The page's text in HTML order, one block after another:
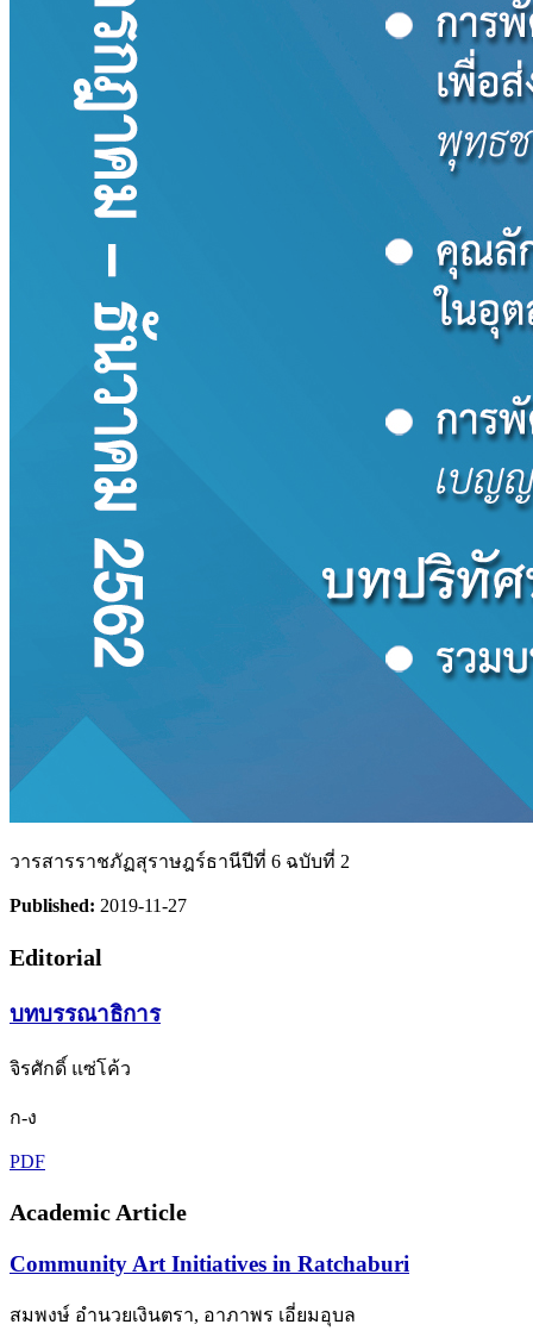
วารสารราชภัฏสุราษฎร์ธานีปีที่ 6 ฉบับที่ 2
Published: 2019-11-27
Editorial
บทบรรณาธิการ
จิรศักดิ์ แซ่โค้ว
ก-ง
PDF
Academic Article
Community Art Initiatives in Ratchaburi
สมพงษ์ อำนวยเงินตรา, อาภาพร เอี่ยมอุบล